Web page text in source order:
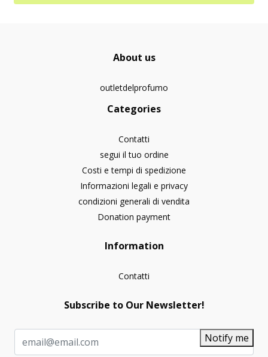
About us
outletdelprofumo
Categories
Contatti
segui il tuo ordine
Costi e tempi di spedizione
Informazioni legali e privacy
condizioni generali di vendita
Donation payment
Information
Contatti
Subscribe to Our Newsletter!
Notify me